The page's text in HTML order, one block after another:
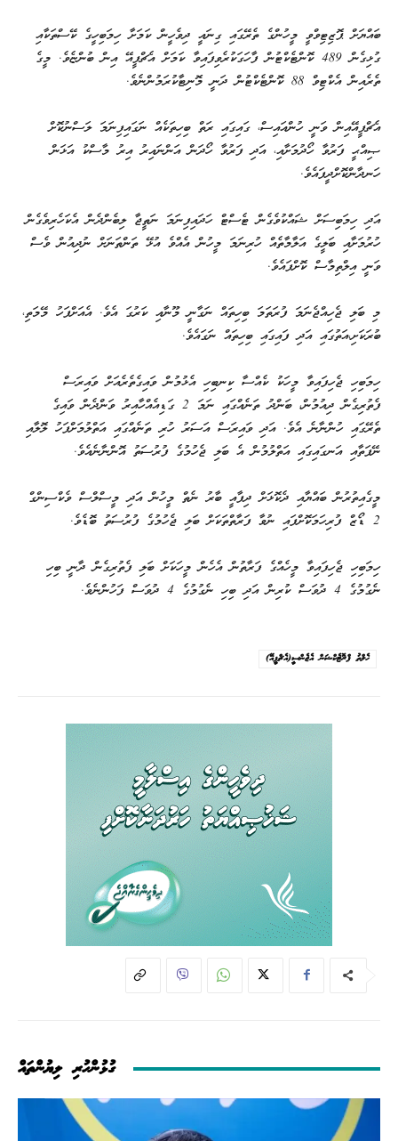
ބައްޔަށް ޕޮޒިޓިވްވީ މީހުންގެ ތެރޭގައި ގިނައީ ދިވެހީން ކަމަށާ ހިމަބިހީގެ ކޭސްތަކާއި
ގުޅިގެން 489 ކޮންޓެކްޓުން ފާހަގަކުރެވިފައިވާ ކަމަށް އެޗްޕީއޭ އިން ބުންޏެވެ. މީގެ
ތެރެއިން އެކްޓިވް 88 ކޮންޓެކްޓުން ދަނީ މޮނިޓާކުރަމުންނެވެ.
އެޗްޕީއޭއިން ވަނީ ހުންއައިސް، ގައިގައި ރަތް ބިހިތަކެއް ނަގައިފިނަމަ ލަސްނުކޮށް
ޞިއްޙީ ފަރުވާ ހޯދުމަށާއި، އަދި ފަރުވާ ހޯދަން އަންނައިރު އިރު މާސްކު އަޅަން
ހަނދާންކޮށްދީފައެވެ.
އަދި ހިމަބިސަށް ޝައްކުވެގެން ޓެސްޓް ހަދައިފިނަމަ ނަތީޖާ ލިބެންދެން އެކަހެރިވެގެން
ހުރުމަށާއި ބަލީގެ އަލާމާތެއް ހުރިނަމަ މީހުން އެއްވެ އުޅޭ ތަންތަނަށް ނުދިއުން ވެސް
ވަނީ އިލްތިމާސް ކޮށްފައެވެ.
މި ބަލި ޖެހިއްޖެނަމަ ފުރަތަމަ ބިހިތައް ނަގާނީ މޫނާއި ކަރުގަ އެވެ. އެއަށްފަހު މޭމަތި،
ބުރަކަށި،އަތުގައި އަދި ފައިގައި ބިހިތައް ނަގައެވެ.
ހިމަބިހި ޖެހިފައިވާ މީހަކު ކެއްސާ ކިނބިހި އެޅުމުން ވައިގެތެރެއަށް ވައިރަސް
ފެތުރިގެން ދިއުމުން، ބަންދު ތަނެއްގައި ނަމަ 2 ގަޑިއެއްހާއިރު ވަންދެން ވައިގެ
ތެރޭގައި ހުންނާނެ އެވެ. އަދި ވައިރަސް އަސަރު ހުރި ތަނެއްގައި އަތްލުމަށްފަހު ލޮލާއި
ނޭފަތާއި އަނގައިގައި އަތްލުމުން އެ ބަލި ޖެހުމުގެ ފުރުސަތު އޮންނާނެއެވެ.
މީގެއިތުރުން ބައްޔާއި ދެކޮޅަށް ދިފާއީ ބާރު ނެތް މީހުން އަދި މީސްލްސް ވެކްސިންގް
2 ޑޯޒް ފުރިހަމަކޮށްފައި ނުވާ ފަރާތްތަކަށް ބަލި ޖެހުމުގެ ފުރުސަތު ބޮޑެވެ.
ހިމަބިހި ޖެހިފައިވާ މީހެއްގެ ފަރާތުން އެހެން މީހަކަށް ބަލި ފެތުރިގެން ދާނީ ބިހި
ނެގުމުގެ 4 ދުވަސް ކުރިން އަދި ބިހި ނެގުމުގެ 4 ދުވަސް ފަހުންނެވެ.
ހެލްތު ޕްރޮޓެކްޝަން އެޖެންސީ(އެޗްޕީއޭ)
ގުޅުންހުރި ލިޔުންތައް